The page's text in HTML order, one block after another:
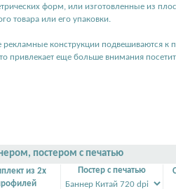
форм, или изготовленные из
товара или его упаковки.
конструкции подвешиваются к
привлекает еще больше внимания
постером с печатью
из 2х
Постер с печатью